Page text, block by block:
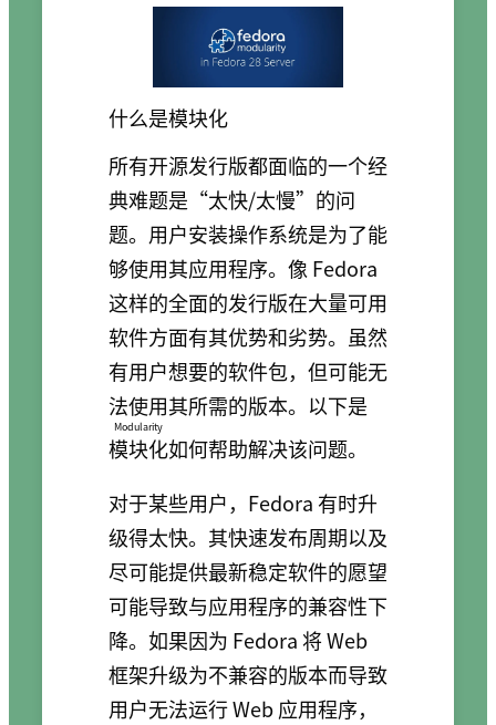
什么是模块化
所有开源发行版都面临的一个经
典难题是“太快/太慢”的问
题。用户安装操作系统是为了能
够使用其应用程序。像 Fedora
这样的全面的发行版在大量可用
软件方面有其优势和劣势。虽然
有用户想要的软件包，但可能无
法使用其所需的版本。以下是
模块化
Modularity
如何帮助解决该问题。
对于某些用户，Fedora 有时升
级得太快。其快速发布周期以及
尽可能提供最新稳定软件的愿望
可能导致与应用程序的兼容性下
降。如果因为 Fedora 将 Web
框架升级为不兼容的版本而导致
用户无法运行 Web 应用程序，